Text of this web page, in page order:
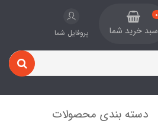
0
سبد خرید شما پروفایل شما
دسته بندی محصولات